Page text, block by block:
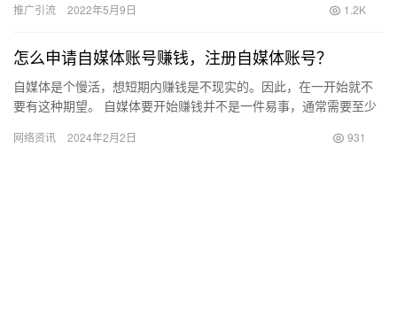
够掌…
推广引流 2022年5月9日 1.2K
怎么申请自媒体账号赚钱，注册自媒体账号？
自媒体是个慢活，想短期内赚钱是不现实的。因此，在一开始就不
要有这种期望。 自媒体要开始赚钱并不是一件易事，通常需要至少
可能…
网络资讯 2024年2月2日 931